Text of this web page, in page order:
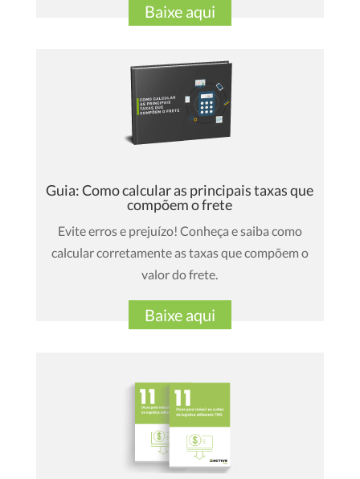
Baixe aqui
Guia: Como calcular as principais taxas que
compõem o frete
Evite erros e prejuízo! Conheça e saiba como
calcular corretamente as taxas que compõem o
valor do frete.
Baixe aqui